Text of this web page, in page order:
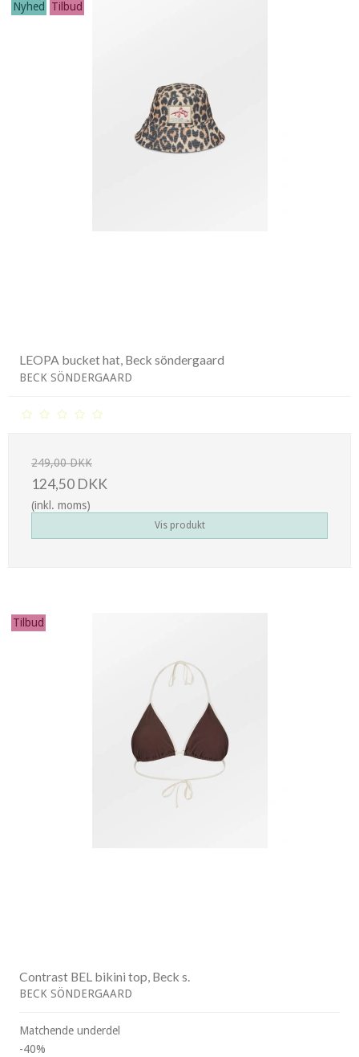
Nyhed Tilbud
LEOPA bucket hat, Beck söndergaard
BECK SÖNDERGAARD
249,00 DKK
124,50 DKK
(inkl. moms)
Vis produkt
Tilbud
Contrast BEL bikini top, Beck s.
BECK SÖNDERGAARD
Matchende underdel
-40%